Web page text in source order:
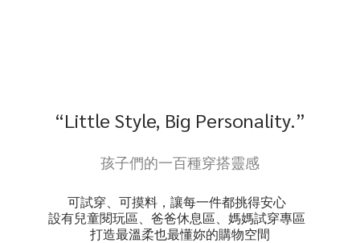
“Little Style, Big Personality.”
孩子們的一百種穿搭靈感
可試穿、可摸料，讓每一件都挑得安心
設有兒童閱玩區、爸爸休息區、媽媽試穿專區
打造最溫柔也最懂妳的購物空間